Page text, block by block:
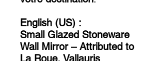
English (US) :
Small Glazed Stoneware
Wall Mirror – Attributed to
La Roue, Vallauris